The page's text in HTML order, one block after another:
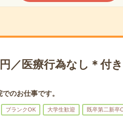
／医療行為なし＊付
のお仕事です。
ブランクOK 大学生歓迎 既卒第二新卒